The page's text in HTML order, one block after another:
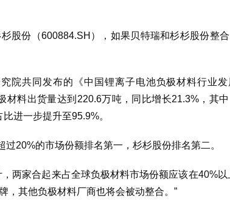
股份（600884.SH），如果贝特瑞和杉杉股份整
院共同发布的《中国锂离子电池负极材料行业发
材料出货量达到220.6万吨，同比增长21.3%，其
进一步提升至95.9%。
20%的市场份额排名第一，杉杉股份排名第二。
两家合起来占全球负极材料市场份额应该在40%以
，其他负极材料厂商也将会被动整合。”